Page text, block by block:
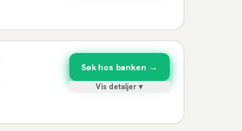
Søk hos banken →
Vis detaljer ▾